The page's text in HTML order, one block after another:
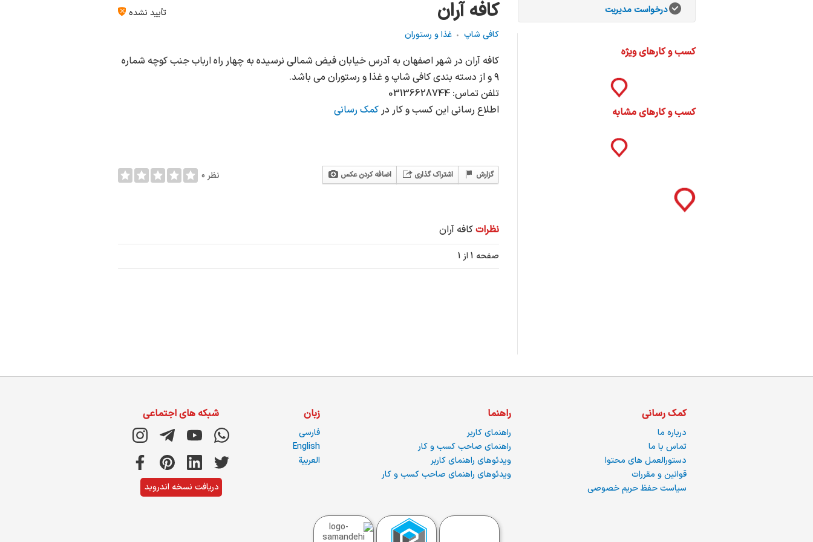
کافه آران
تأیید نشده
کافی شاپ
غذا و رستوران
کافه آران در شهر اصفهان به آدرس خیابان فیض شمالى نرسيده به چهار راه ارباب جنب كوچه شماره
٩ و از دسته بندی کافی شاپ و غذا و رستوران می باشد.
تلفن تماس: 03136628744
اطلاع رسانی این کسب و کار درکمک رسانی
اضافه کردن عکس اشتراک گذاری گزارش 0 نظر
نظراتکافه آران
صفحه 1 از 1
درخواست مدیریت
کسب و کارهای ویژه
کسب و کارهای مشابه
کمک رسانی
درباره ما
تماس با ما
دستورالعمل های محتوا
قوانین و مقررات
سیاست حفظ حریم خصوصی
راهنما
راهنمای کاربر
راهنمای صاحب کسب و کار
ویدئوهای راهنمای کاربر
ویدئوهای راهنمای صاحب کسب و کار
زبان
فارسی
English
العربية
شبکه های اجتماعی
دریافت نسخه اندروید